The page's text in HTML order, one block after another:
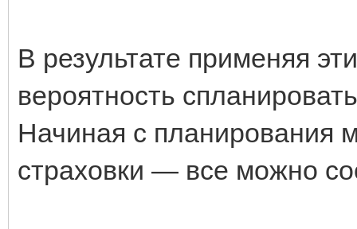
В результате применяя
вероятность
Начиная с планирования
страховки — все можно